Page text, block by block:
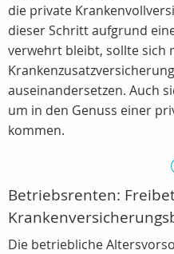
die private
dieser Schritt aufgrund
verwehrt bleibt, sollte sich
auseinandersetzen. Auch
um in den Genuss einer
kommen.
Betriebsrenten:
Die betriebliche